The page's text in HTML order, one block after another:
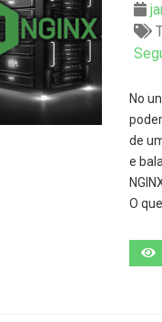
No
de
e
O